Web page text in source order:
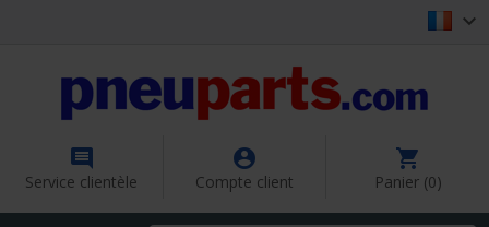


Service clientèle

Compte client

Panier (0)